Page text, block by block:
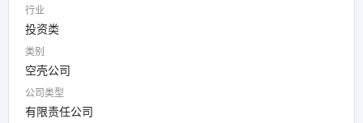
行业
投资类
类别
空壳公司
公司类型
有限责任公司